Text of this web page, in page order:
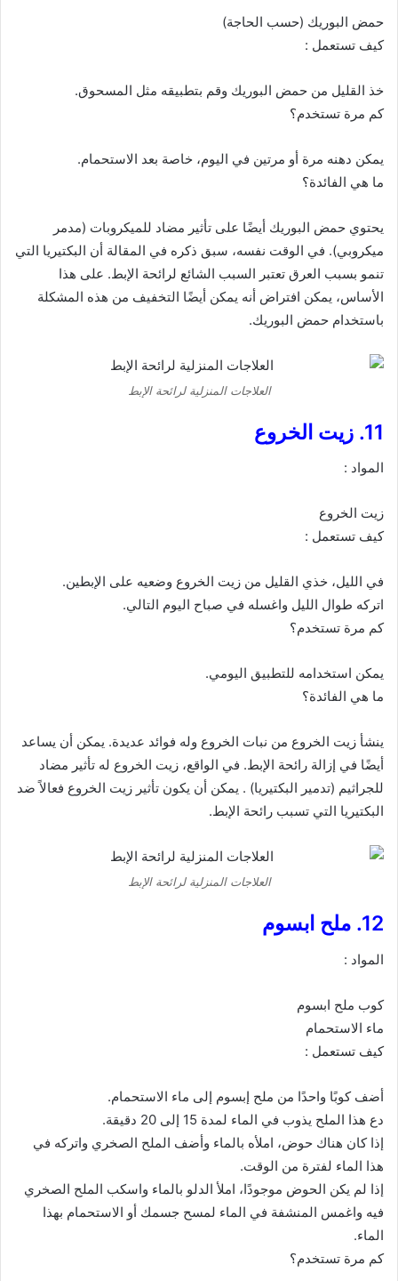
حمض البوريك (حسب الحاجة)
كيف تستعمل :
خذ القليل من حمض البوريك وقم بتطبيقه مثل المسحوق.
كم مرة تستخدم؟
يمكن دهنه مرة أو مرتين في اليوم، خاصة بعد الاستحمام.
ما هي الفائدة؟
يحتوي حمض البوريك أيضًا على تأثير مضاد للميكروبات (مدمر
ميكروبي). في الوقت نفسه، سبق ذكره في المقالة أن البكتيريا التي
تنمو بسبب العرق تعتبر السبب الشائع لرائحة الإبط. على هذا
الأساس، يمكن افتراض أنه يمكن أيضًا التخفيف من هذه المشكلة
باستخدام حمض البوريك.
العلاجات المنزلية لرائحة الإبط
11. زيت الخروع
المواد :
زيت الخروع
كيف تستعمل :
في الليل، خذي القليل من زيت الخروع وضعيه على الإبطين.
اتركه طوال الليل واغسله في صباح اليوم التالي.
كم مرة تستخدم؟
يمكن استخدامه للتطبيق اليومي.
ما هي الفائدة؟
ينشأ زيت الخروع من نبات الخروع وله فوائد عديدة. يمكن أن يساعد
أيضًا في إزالة رائحة الإبط. في الواقع، زيت الخروع له تأثير مضاد
للجراثيم (تدمير البكتيريا) . يمكن أن يكون تأثير زيت الخروع فعالاً ضد
البكتيريا التي تسبب رائحة الإبط.
العلاجات المنزلية لرائحة الإبط
12. ملح ابسوم
المواد :
كوب ملح ابسوم
ماء الاستحمام
كيف تستعمل :
أضف كوبًا واحدًا من ملح إبسوم إلى ماء الاستحمام.
دع هذا الملح يذوب في الماء لمدة 15 إلى 20 دقيقة.
إذا كان هناك حوض، املأه بالماء وأضف الملح الصخري واتركه في
هذا الماء لفترة من الوقت.
إذا لم يكن الحوض موجودًا، املأ الدلو بالماء واسكب الملح الصخري
فيه واغمس المنشفة في الماء لمسح جسمك أو الاستحمام بهذا
الماء.
كم مرة تستخدم؟